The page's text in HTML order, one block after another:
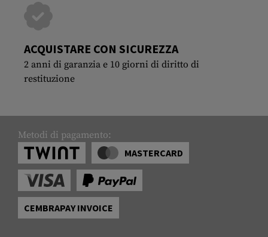
ACQUISTARE CON SICUREZZA
2 anni di garanzia e 10 giorni di diritto di
restituzione
Metodi di pagamento:
MASTERCARD
CEMBRAPAY INVOICE